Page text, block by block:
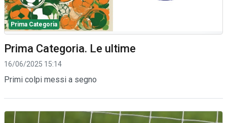
Prima Categoria
Prima Categoria. Le ultime
16/06/2025 15:14
Primi colpi messi a segno